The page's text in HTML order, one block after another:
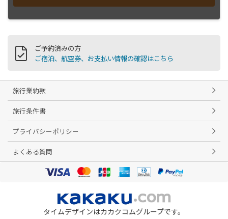
ご予約済みの方
ご宿泊、航空券、お支払い情報の確認はこちら
旅行業約款
旅行条件書
プライバシーポリシー
よくある質問
タイムデザインはカカクコムグループです。